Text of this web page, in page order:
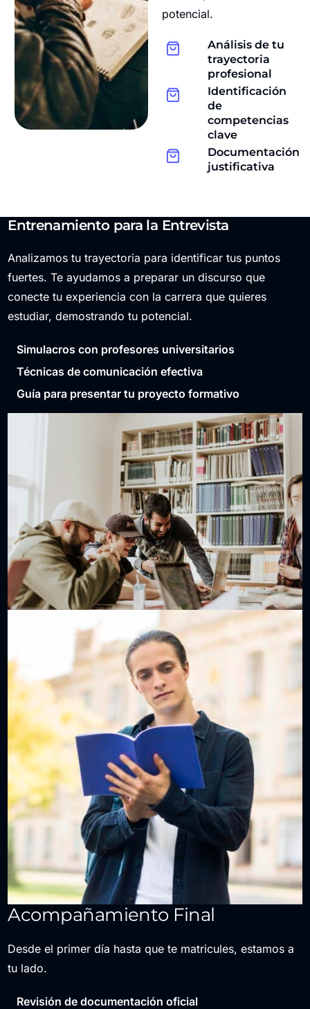
potencial.
Análisis de tu
trayectoria
profesional
Identificación
de
competencias
clave
Documentación
justificativa
Entrenamiento para la Entrevista
Analizamos tu trayectoria para identificar tus puntos
fuertes. Te ayudamos a preparar un discurso que
conecte tu experiencia con la carrera que quieres
estudiar, demostrando tu potencial.
Simulacros con profesores universitarios
Técnicas de comunicación efectiva
Guía para presentar tu proyecto formativo
Acompañamiento Final
Desde el primer día hasta que te matricules, estamos a
tu lado.
Revisión de documentación oficial